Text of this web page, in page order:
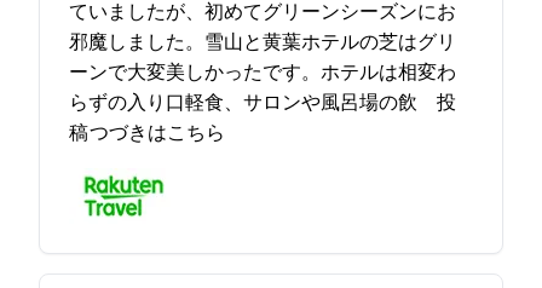
ていましたが、初めてグリーンシーズンにお
邪魔しました。雪山と黄葉ホテルの芝はグリ
ーンで大変美しかったです。ホテルは相変わ
らずの入り口軽食、サロンや風呂場の飲… 2021-10-30 12:36:09投
稿つづきはこちら